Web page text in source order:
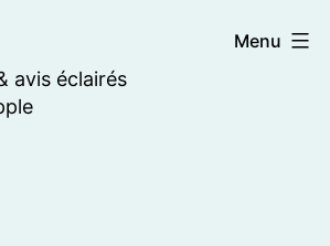
avis éclairés
Menu